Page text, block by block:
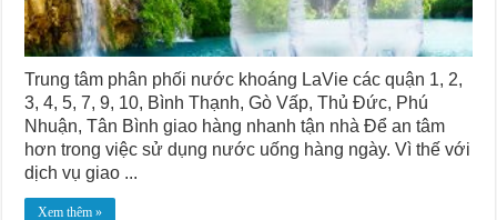
Trung tâm phân phối nước khoáng LaVie các quận 1, 2,
3, 4, 5, 7, 9, 10, Bình Thạnh, Gò Vấp, Thủ Đức, Phú
Nhuận, Tân Bình giao hàng nhanh tận nhà Để an tâm
hơn trong việc sử dụng nước uống hàng ngày. Vì thế với
dịch vụ giao ...
Xem thêm »